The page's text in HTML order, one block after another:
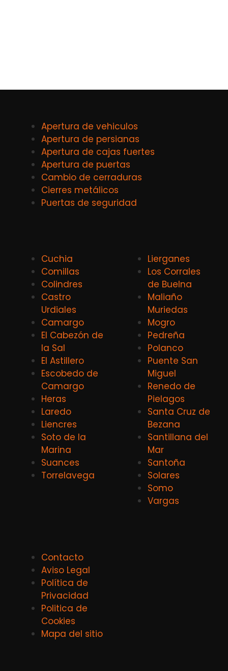
Apertura de vehiculos
Apertura de persianas
Apertura de cajas fuertes
Apertura de puertas
Cambio de cerraduras
Cierres metálicos
Puertas de seguridad
Cuchia
Comillas
Colindres
Castro
Urdiales
Camargo
El Cabezón de
la Sal
El Astillero
Escobedo de
Camargo
Heras
Laredo
Liencres
Soto de la
Marina
Suances
Torrelavega
Lierganes
Los Corrales
de Buelna
Maliaño
Muriedas
Mogro
Pedreña
Polanco
Puente San
Miguel
Renedo de
Pielagos
Santa Cruz de
Bezana
Santillana del
Mar
Santoña
Solares
Somo
Vargas
Contacto
Aviso Legal
Política de
Privacidad
Politica de
Cookies
Mapa del sitio